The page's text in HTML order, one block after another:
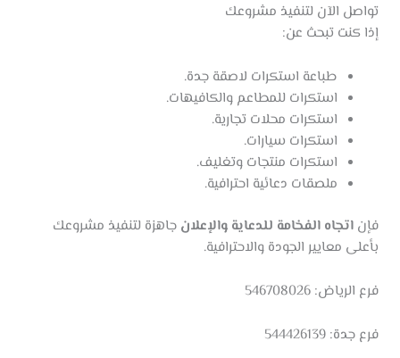
تواصل الآن لتنفيذ مشروعك
إذا كنت تبحث عن:
طباعة استكرات لاصقة جدة.
استكرات للمطاعم والكافيهات.
استكرات محلات تجارية.
استكرات سيارات.
استكرات منتجات وتغليف.
ملصقات دعائية احترافية.
فإن اتجاه الفخامة للدعاية والإعلان جاهزة لتنفيذ مشروعك
بأعلى معايير الجودة والاحترافية.
فرع الرياض: 546708026
فرع جدة: 544426139